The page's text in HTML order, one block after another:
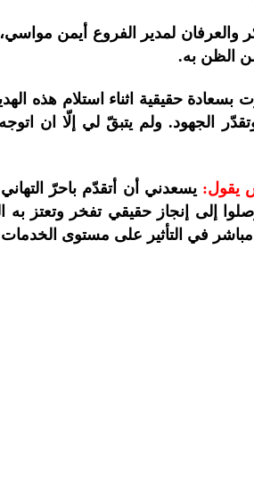
لمدير الفروع أيمن
الظن به.
حقيقية اثناء استلام هذه
وتقدّر الجهود. ولم يتبقّ لي إلّا ان
يقول: يسعدني أن أتقدّم باحرّ
إلى إنجاز حقيقي تفخر وتعتز
مباشر في التأثير على مستوى